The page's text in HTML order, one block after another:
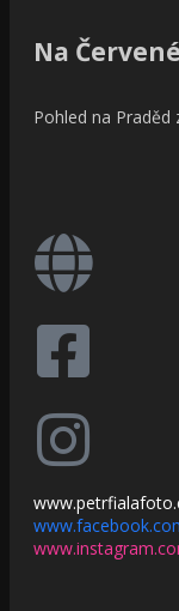
Na
Pohled na Praděd